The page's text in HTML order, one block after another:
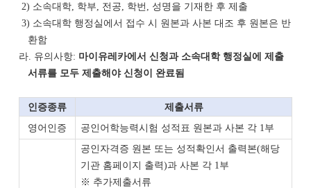
2) 소속대학, 학부, 전공, 학번, 성명을 기재한 후 제출
3) 소속대학 행정실에서 접수 시 원본과 사본 대조 후 원본은 반
환함
라. 유의사항: 마이유레카에서 신청과 소속대학 행정실에 제출
서류를 모두 제출해야 신청이 완료됨
인증종류
제출서류
영어인증
공인어학능력시험 성적표 원본과 사본 각 1부
공인자격증 원본 또는 성적확인서 출력본(해당
기관 홈페이지 출력)과 사본 각 1부
※ 추가제출서류